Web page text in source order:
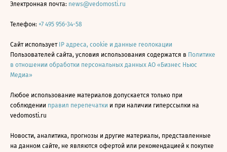
Электронная почта: news@vedomosti.ru
Телефон: +7 495 956-34-58
Сайт использует IP адреса, cookie и данные геолокации
Пользователей сайта, условия использования содержатся в Политике
в отношении обработки персональных данных АО «Бизнес Ньюс
Медиа»
Любое использование материалов допускается только при
соблюдении правил перепечатки и при наличии гиперссылки на
vedomosti.ru
Новости, аналитика, прогнозы и другие материалы, представленные
на данном сайте, не являются офертой или рекомендацией к покупке